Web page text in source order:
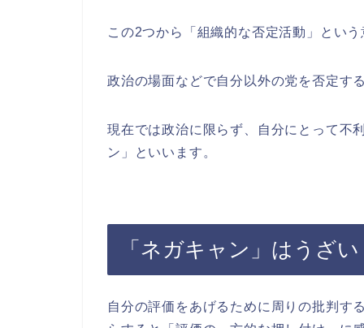
この2つから「組織的な否定活動」とい
政治の場面などで自分以外の党を否定す
現在では政治に限らず、自分にとって不
ン」といいます。
「ネガキャン」はうざ
自分の評価をあげるために周りの批判す